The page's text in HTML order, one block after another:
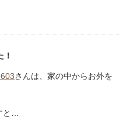
さんは、家の中からお外を
と…